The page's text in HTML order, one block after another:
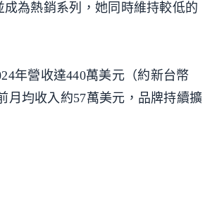
為熱銷系列，她同時維持較低的
年營收達440萬美元（約新台幣
月均收入約57萬美元，品牌持續擴